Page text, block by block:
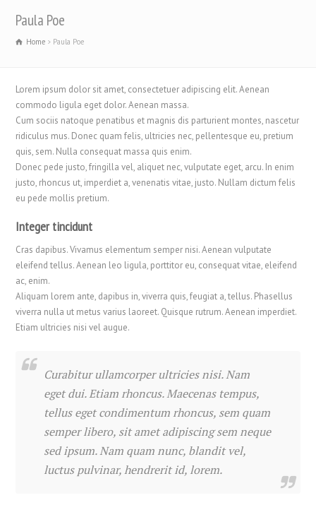
Paula Poe
Home Paula Poe
Lorem ipsum dolor sit amet, consectetuer adipiscing elit. Aenean
commodo ligula eget dolor. Aenean massa.
Cum sociis natoque penatibus et magnis dis parturient montes, nascetur
ridiculus mus. Donec quam felis, ultricies nec, pellentesque eu, pretium
quis, sem. Nulla consequat massa quis enim.
Donec pede justo, fringilla vel, aliquet nec, vulputate eget, arcu. In enim
justo, rhoncus ut, imperdiet a, venenatis vitae, justo. Nullam dictum felis
eu pede mollis pretium.
Integer tincidunt
Cras dapibus. Vivamus elementum semper nisi. Aenean vulputate
eleifend tellus. Aenean leo ligula, porttitor eu, consequat vitae, eleifend
ac, enim.
Aliquam lorem ante, dapibus in, viverra quis, feugiat a, tellus. Phasellus
viverra nulla ut metus varius laoreet. Quisque rutrum. Aenean imperdiet.
Etiam ultricies nisi vel augue.
Curabitur ullamcorper ultricies nisi. Nam
eget dui. Etiam rhoncus. Maecenas tempus,
tellus eget condimentum rhoncus, sem quam
semper libero, sit amet adipiscing sem neque
sed ipsum. Nam quam nunc, blandit vel,
luctus pulvinar, hendrerit id, lorem.